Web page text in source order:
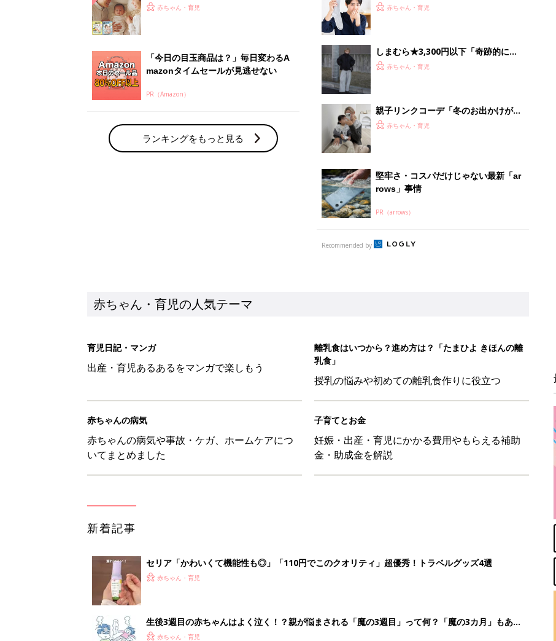
PR（arrows）
赤ちゃん・育児の人気テーマ
育児日記・マンガ
離乳食はいつから？進め方は？「たまひよ きほんの離
授乳の悩みや初めての離乳食作りに役立つ
子育てとお金
妊娠・出産・育児にかかる費用やもらえる補助
金・助成金を解説
セリア「かわいくて機能性も◎」「110円でこのクオリティ」超優秀！トラベルグッズ4選
赤ちゃん・育児
生後3週目の赤ちゃんはよく泣く！？親が悩まされる「魔の3週目」って何？「魔の3カ月」もある
赤ちゃん・育児
反抗期の息子が...ママたちが「平和だな～」と感じた瞬間
< 1 2 3 4 5 >